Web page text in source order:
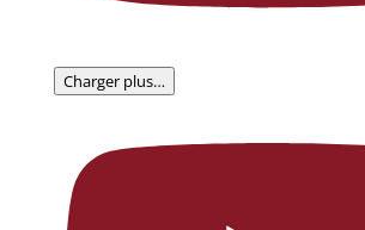
Charger plus…